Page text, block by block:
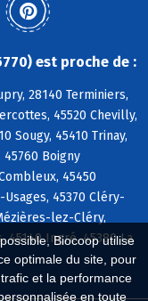
Biocoop utilise
optimale du site, pour
et la performance
en toute
est proche de :
28140 Terminiers,
45520 Chevilly,
Sougy, 45410 Trinay,
45760 Boigny
45450
45370 Cléry-
lez-Cléry,
45140 Ingré, 45380 La